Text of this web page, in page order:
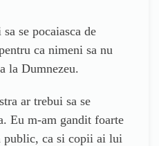
se pocaiasca de
ca nimeni sa nu
la Dumnezeu.
ar trebui sa se
Eu m-am gandit foarte
public, ca si copii ai lui